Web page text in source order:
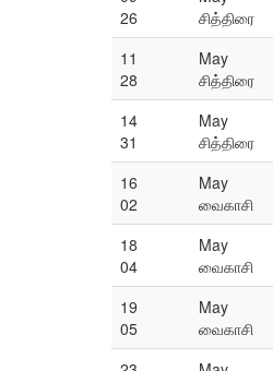
26
சித்திரை
11
28
May
சித்திரை
14
31
May
சித்திரை
16
02
May
வைகாசி
18
04
May
வைகாசி
19
05
May
வைகாசி